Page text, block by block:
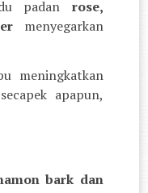
padan rose,
menyegarkan
meningkatkan
apapun,
bark dan